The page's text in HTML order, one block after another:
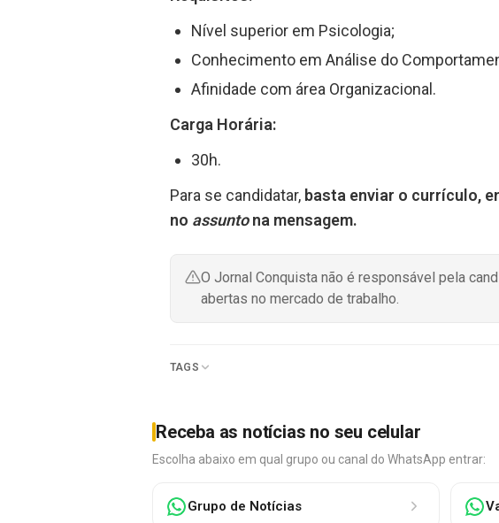
Nível superior em Psicologia;
Conhecimento em Análise do
Afinidade com área Organizacional.
Carga Horária:
30h.
Para se candidatar, basta enviar o currículo,
no assuntona mensagem.
O Jornal Conquista não é responsável pela
abertas no mercado de trabalho.
TAGS
Receba as notícias no seu celular
Escolha abaixo em qual grupo ou canal do WhatsApp entrar:
Grupo de Notícias